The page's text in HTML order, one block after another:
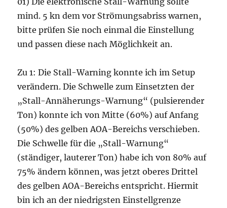
mind. 5 kn dem vor Strömungsabriss warnen,
bitte prüfen Sie noch einmal die Einstellung
und passen diese nach Möglichkeit an.
Zu 1: Die Stall-Warning konnte ich im Setup
verändern. Die Schwelle zum Einsetzten der
„Stall-Annäherungs-Warnung“ (pulsierender
Ton) konnte ich von Mitte (60%) auf Anfang
(50%) des gelben AOA-Bereichs verschieben.
Die Schwelle für die „Stall-Warnung“
(ständiger, lauterer Ton) habe ich von 80% auf
75% ändern können, was jetzt oberes Drittel
des gelben AOA-Bereichs entspricht. Hiermit
bin ich an der niedrigsten Einstellgrenze